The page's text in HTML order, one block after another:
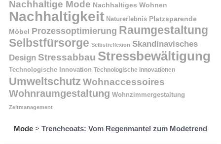
Nachhaltige Mode Nachhaltiges Wohnen
Nachhaltigkeit Naturerlebnis Platzsparende
Möbel
Prozessoptimierung Raumgestaltung
Selbstfürsorge Selbstreflexion Skandinavisches
Design Stressabbau Stressbewältigung
Technologische Innovation Technologische Innovationen
Umweltschutz Wohnaccessoires
Wohnraumgestaltung Wohnzimmergestaltung
Zeitmanagement
Mode > Trenchcoats: Vom Regenmantel zum Modetrend